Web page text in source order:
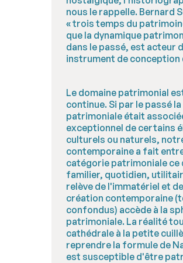
nous le rappelle. Bernard
« trois temps du
que la dynamique
dans le passé, est acteur
instrument de conception
Le domaine patrimonial
continue. Si par le passé
patrimoniale était
exceptionnel de certains
culturels ou naturels,
contemporaine a fait
catégorie patrimoniale ce
familier, quotidien,
relève de l'immatériel et
création contemporaine
confondus) accède à la
patrimoniale. La réalité
cathédrale à la petite
reprendre la formule de
est susceptible d'être